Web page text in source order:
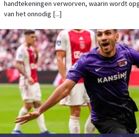
ENKELE UREN
handtekeningen verworven, waarin wordt
van het onnodig [...]